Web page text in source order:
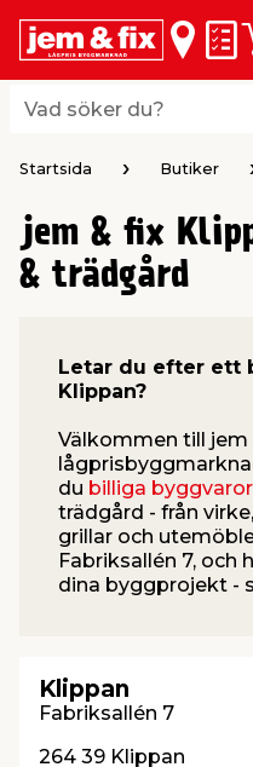
Vad söker du?
Vad söker du?
Listverk
& Panel
Plattor
& Klinker
& Fönster
Inredning
& Förvaring
Städ
& Säkerhet
&
& Dekoration
& Ficklampor
& spackel
Maskering
& Tapetverktyg
& Multispray
elverktyg
& Märkning
& Bockar
Rep & Snöre
& Inredning
Startsida Butiker
jem & fix
& trädgård
Letar du efter ett
Klippan?
Välkommen till jem
du billiga byggvaror
trädgård - från
grillar och
Fabriksallén 7, och
dina byggprojekt -
Klippan
Fabriksallén 7
264 39 Klippan